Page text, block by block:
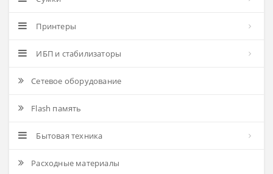
Принтеры
ИБП и стабилизаторы
Сетевое оборудование
Flash память
Бытовая техника
Расходные материалы